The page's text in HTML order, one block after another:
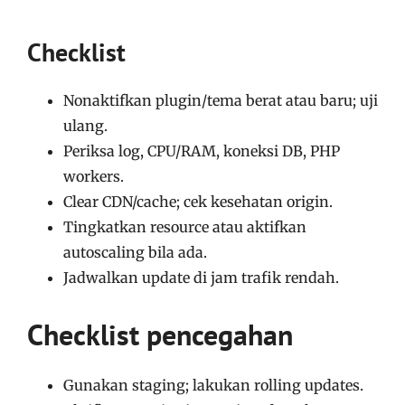
Checklist
Nonaktifkan plugin/tema berat atau baru; uji
ulang.
Periksa log, CPU/RAM, koneksi DB, PHP
workers.
Clear CDN/cache; cek kesehatan origin.
Tingkatkan resource atau aktifkan
autoscaling bila ada.
Jadwalkan update di jam trafik rendah.
Checklist pencegahan
Gunakan staging; lakukan rolling updates.